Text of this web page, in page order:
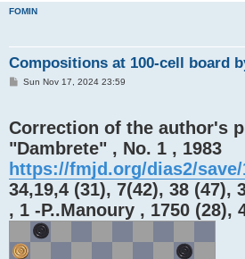
FOMIN
Compositions at 100-cell board
PSun Nov 17, 2024 23:59
Correction of the author's
"Dambrete" , No. 1 , 1983
https://fmjd.org/dias2/save/
34,19,4 (31), 7(42), 38 (47),
, 1 -P..Manoury , 1750 (28),